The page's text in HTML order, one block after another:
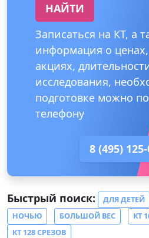
НАЙТИ
Записаться на КТ, а
информация о
акциях,
исследования,
подготовке можно
телефону
8 (495)
Быстрый поиск: ДЛЯ ДЕТЕЙ
НОЧЬЮ
БОЛЬШОЙ ВЕС
КТ
КТ 128 СРЕЗОВ